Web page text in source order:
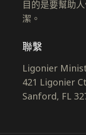
目的是要幫助
潔。
聯繫
Ligonier
421 Ligonier
Sanford, FL